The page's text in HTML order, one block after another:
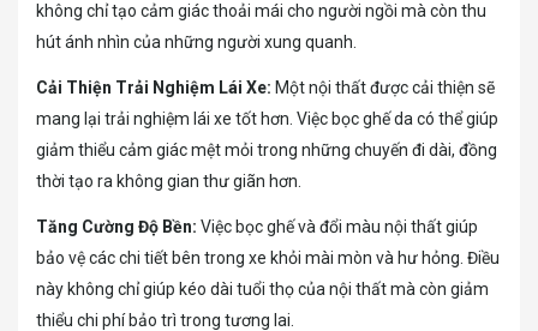
không chỉ tạo cảm giác thoải mái cho người ngồi mà còn thu
hút ánh nhìn của những người xung quanh.
Cải Thiện Trải Nghiệm Lái Xe: Một nội thất được cải thiện sẽ
mang lại trải nghiệm lái xe tốt hơn. Việc bọc ghế da có thể giúp
giảm thiểu cảm giác mệt mỏi trong những chuyến đi dài, đồng
thời tạo ra không gian thư giãn hơn.
Tăng Cường Độ Bền: Việc bọc ghế và đổi màu nội thất giúp
bảo vệ các chi tiết bên trong xe khỏi mài mòn và hư hỏng. Điều
này không chỉ giúp kéo dài tuổi thọ của nội thất mà còn giảm
thiểu chi phí bảo trì trong tương lai.